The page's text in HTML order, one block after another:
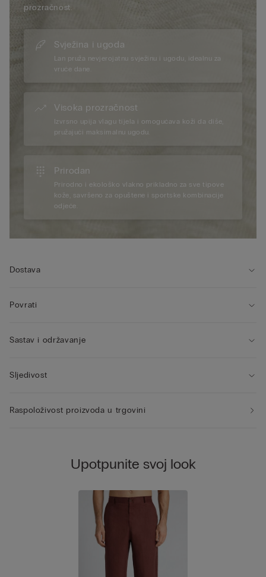
prozračnost.
Svježina i ugoda
Lan pruža nevjerojatnu svježinu i ugodu, idealnu za
vruće dane.
Visoka prozračnost
Izvrsno upija vlagu tijela i omogućava koži da diše,
pružajući maksimalnu ugodu.
Prirodan
Prirodno i ekološko vlakno prikladno za sve tipove
kože, savršeno za opuštene i sportske kombinacije
odjeće.
Dostava
Povrati
Sastav i održavanje
Sljedivost
Raspoloživost proizvoda u trgovini
Upotpunite svoj look